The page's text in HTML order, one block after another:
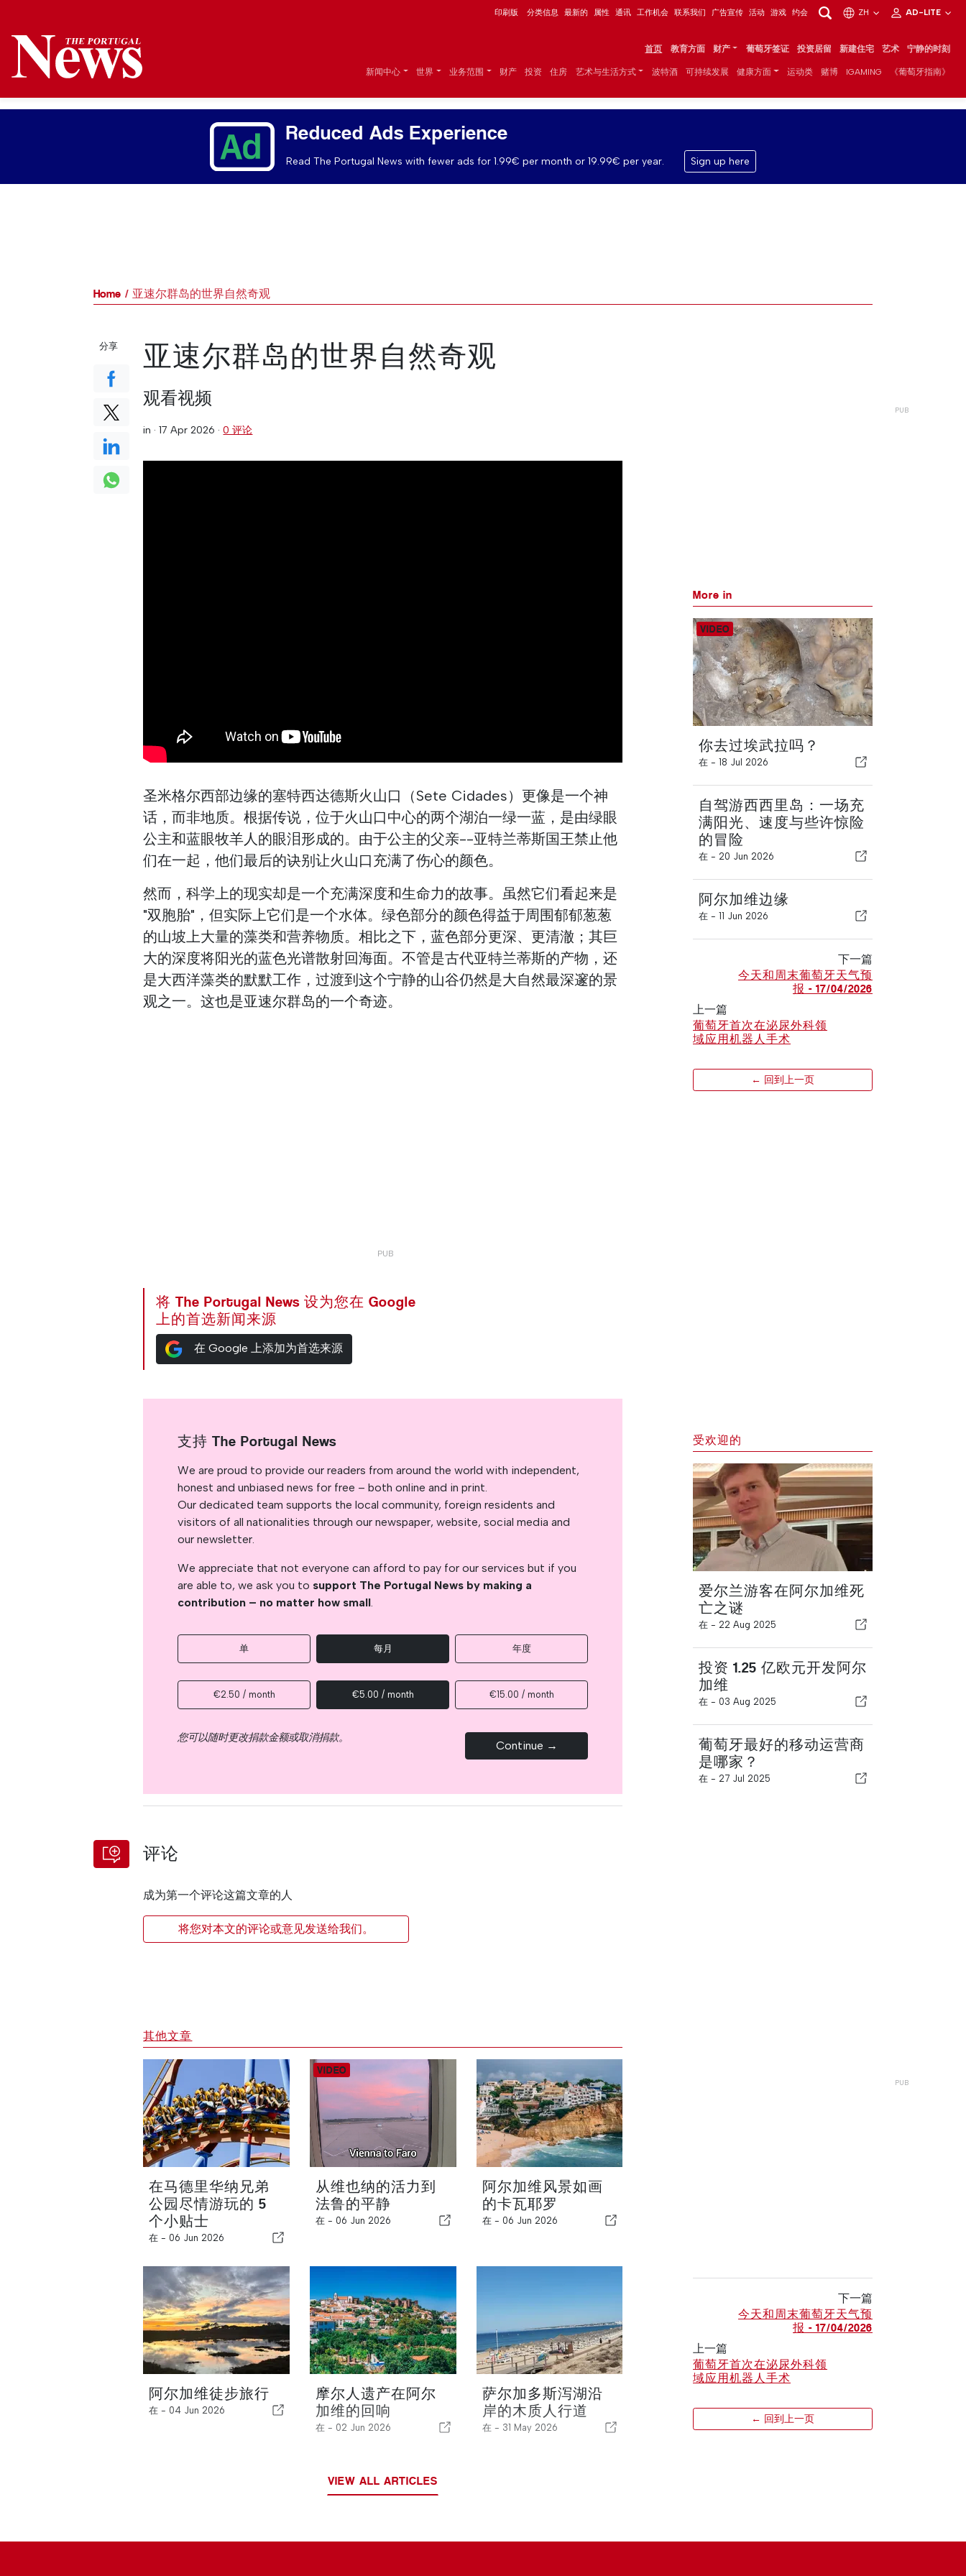
印刷版 分类信息 最新的 属性 通讯 工作机会 联系我们 广告宣传 活动 游戏 约会 ZH AD-LITE
首页 教育方面 财产 葡萄牙签证 投资居留 新建住宅 艺术 宁静的时刻
新闻中心 世界 业务范围 财产 投资 住房 艺术与生活方式 波特酒 可持续发展 健康方面 运动类 赌博 IGAMING 《葡萄牙指南》
Reduced Ads Experience
Read The Portugal News with fewer ads for 1.99€ per month or 19.99€ per year. Sign up here
Home 亚速尔群岛的世界自然奇观
亚速尔群岛的世界自然奇观
观看视频
in ·17 Apr 2026 ·0 评论
圣米格尔西部边缘的塞特西达德斯火山口（Sete Cidades）更像是一个神
话，而非地质。根据传说，位于火山口中心的两个湖泊一绿一蓝，是由绿眼
公主和蓝眼牧羊人的眼泪形成的。由于公主的父亲--亚特兰蒂斯国王禁止他
们在一起，他们最后的诀别让火山口充满了伤心的颜色。
然而，科学上的现实却是一个充满深度和生命力的故事。虽然它们看起来是
"双胞胎"，但实际上它们是一个水体。绿色部分的颜色得益于周围郁郁葱葱
的山坡上大量的藻类和营养物质。相比之下，蓝色部分更深、更清澈；其巨
大的深度将阳光的蓝色光谱散射回海面。不管是古代亚特兰蒂斯的产物，还
是大西洋藻类的默默工作，过渡到这个宁静的山谷仍然是大自然最深邃的景
观之一。这也是亚速尔群岛的一个奇迹。
将 The Portugal News 设为您在 Google
上的首选新闻来源
在 Google 上添加为首选来源
分享
More in
你去过埃武拉吗？
在 - 18 Jul 2026
自驾游西西里岛：一场充
满阳光、速度与些许惊险
的冒险
在 - 20 Jun 2026
阿尔加维边缘
在 - 11 Jun 2026
下一篇
今天和周末葡萄牙天气预
报 - 17/04/2026
上一篇
葡萄牙首次在泌尿外科领
域应用机器人手术
← 回到上一页
支持 The Portugal News
We are proud to provide our readers from around the world with independent,
honest and unbiased news for free – both online and in print.
Our dedicated team supports the local community, foreign residents and
visitors of all nationalities through our newspaper, website, social media and
our newsletter.
We appreciate that not everyone can afford to pay for our services but if you
are able to, we ask you to support The Portugal News by making a
contribution – no matter how small.
单 每月 年度
€2.50 / month €5.00 / month €15.00 / month
您可以随时更改捐款金额或取消捐款。
Continue →
评论
成为第一个评论这篇文章的人
将您对本文的评论或意见发送给我们。
受欢迎的
爱尔兰游客在阿尔加维死
亡之谜
在 - 22 Aug 2025
投资 1.25 亿欧元开发阿尔
加维
在 - 03 Aug 2025
葡萄牙最好的移动运营商
是哪家？
在 - 27 Jul 2025
其他文章
在马德里华纳兄弟
公园尽情游玩的 5
个小贴士
在 - 06 Jun 2026
从维也纳的活力到
法鲁的平静
在 - 06 Jun 2026
阿尔加维风景如画
的卡瓦耶罗
在 - 06 Jun 2026
阿尔加维徒步旅行
在 - 04 Jun 2026
摩尔人遗产在阿尔
加维的回响
在 - 02 Jun 2026
萨尔加多斯泻湖沿
岸的木质人行道
在 - 31 May 2026
VIEW ALL ARTICLES
下一篇
今天和周末葡萄牙天气预
报 - 17/04/2026
上一篇
葡萄牙首次在泌尿外科领
域应用机器人手术
← 回到上一页